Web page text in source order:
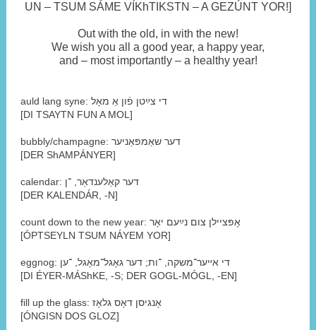
UN – TSUM SÁME VÍKhTIKSTN – A GEZÚNT YOR!]
Out with the old, in with the new!
We wish you all a good year, a happy year,
and – most importantly – a healthy year!
auld lang syne: די צײַטן פֿון אַ מאָל
[DI TSAYTN FUN A MOL]
bubbly/champagne: דער שאַמפּאַניער
[DER ShAMPÁNYER]
calendar: דער קאַלענדאַר, ־ן
[DER KALENDÁR, -N]
count down to the new year: אָפּציילן צום נײַעם יאָר
[ÓPTSEYLN TSUM NÁYEM YOR]
eggnog: די אײער־משקה, ־ות; דער גאָגל־מאָגל, ־ען
[DI ÉYER-MÁShKE, -S; DER GOGL-MÓGL, -EN]
fill up the glass: אָנגיסן דאָס גלאָז
[ÓNGISN DOS GLOZ]